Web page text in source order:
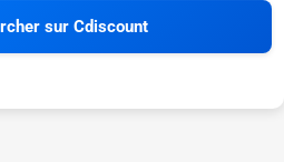
sur Cdiscount